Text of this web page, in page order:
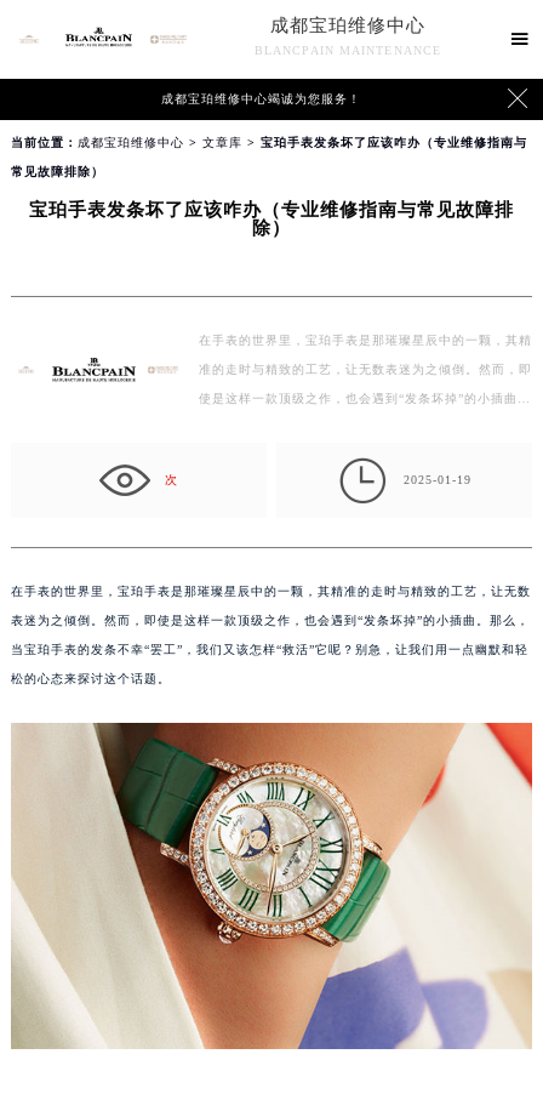
成都宝珀维修中心
BLANCPAIN MAINTENANCE

成都宝珀维修中心竭诚为您服务！ 
当前位置： 成都宝珀维修中心 > 文章库 > 宝珀手表发条坏了应该咋办（专业维修指南与
常见故障排除）
宝珀手表发条坏了应该咋办（专业维修指南与常见故障排
除）
在手表的世界里，宝珀手表是那璀璨星辰中的一颗，其精
准的走时与精致的工艺，让无数表迷为之倾倒。然而，即
使是这样一款顶级之作，也会遇到“发条坏掉”的小插曲。
次  2025-01-19
在手表的世界里，宝珀手表是那璀璨星辰中的一颗，其精准的走时与精致的工艺，让无数
表迷为之倾倒。然而，即使是这样一款顶级之作，也会遇到“发条坏掉”的小插曲。那么，
当宝珀手表的发条不幸“罢工”，我们又该怎样“救活”它呢？别急，让我们用一点幽默和轻
松的心态来探讨这个话题。